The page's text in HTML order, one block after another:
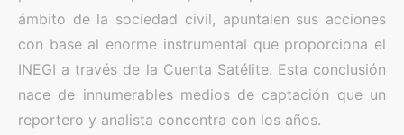
ámbito de la sociedad civil, apuntalen sus acciones
con base al enorme instrumental que proporciona el
INEGI a través de la Cuenta Satélite. Esta conclusión
nace de innumerables medios de captación que un
reportero y analista concentra con los años.